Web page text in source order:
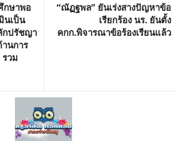
กษาพอ
นเป็น
กปรัชญา
านการ
วม
“ณัฏฐพล” ยันเร่งสางปัญหาข้อ
เรียกร้อง นร. ยันตั้ง
คกก.พิจารณาข้อร้องเรียนแล้ว